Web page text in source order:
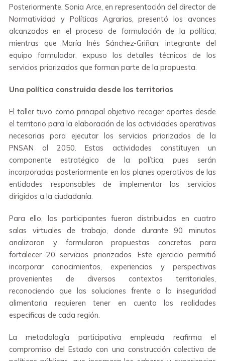
Posteriormente, Sonia Arce, en representación del director de
Normatividad y Políticas Agrarias, presentó los avances
alcanzados en el proceso de formulación de la política,
mientras que María Inés Sánchez-Griñan, integrante del
equipo formulador, expuso los detalles técnicos de los
servicios priorizados que forman parte de la propuesta.
Una política construida desde los territorios
El taller tuvo como principal objetivo recoger aportes desde
el territorio para la elaboración de las actividades operativas
necesarias para ejecutar los servicios priorizados de la
PNSAN al 2050. Estas actividades constituyen un
componente estratégico de la política, pues serán
incorporadas posteriormente en los planes operativos de las
entidades responsables de implementar los servicios
dirigidos a la ciudadanía.
Para ello, los participantes fueron distribuidos en cuatro
salas virtuales de trabajo, donde durante 90 minutos
analizaron y formularon propuestas concretas para
fortalecer 20 servicios priorizados. Este ejercicio permitió
incorporar conocimientos, experiencias y perspectivas
provenientes de diversos contextos territoriales,
reconociendo que las soluciones frente a la inseguridad
alimentaria requieren tener en cuenta las realidades
específicas de cada región.
La metodología participativa empleada reafirma el
compromiso del Estado con una construcción colectiva de